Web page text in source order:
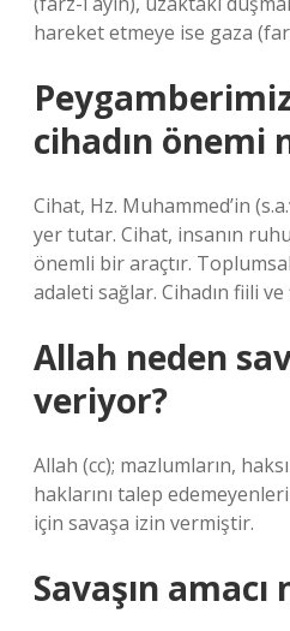
hareket etmeye ise gaza
cihadın önemi
Cihat, Hz. Muhammed’in
yer tutar. Cihat, insanın
önemli bir araçtır.
adaleti sağlar. Cihadın fiili
Allah neden
veriyor?
Allah (cc); mazlumların,
haklarını talep
için savaşa izin vermiştir.
Savaşın amacı